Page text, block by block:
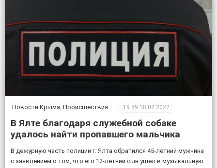
Новости Крыма, Происшествия 19:59 18.02.2022
В Ялте благодаря служебной собаке
удалось найти пропавшего мальчика
В дежурную часть полиции г. Ялта обратился 45-летний мужчина
с заявлением о том, что его 12-летний сын ушел в музыкальную